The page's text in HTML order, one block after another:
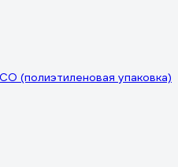
(полиэтиленовая упаковка)